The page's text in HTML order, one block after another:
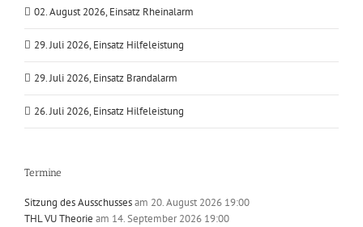
02. August 2026, Einsatz Rheinalarm
29. Juli 2026, Einsatz Hilfeleistung
29. Juli 2026, Einsatz Brandalarm
26. Juli 2026, Einsatz Hilfeleistung
Termine
Sitzung des Ausschussesam 20. August 2026 19:00
THL VU Theorie am 14. September 2026 19:00